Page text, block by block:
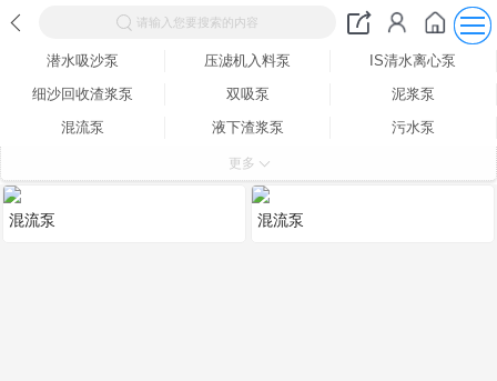
请输入您要搜索的内容
潜水吸沙泵 压滤机入料泵
IS清水离心泵
细沙回收渣浆泵
双吸泵
泥浆泵
混流泵
液下渣浆泵
污水泵
D型多级泵
钻井泥浆泵
卧式吸沙泵
管道增压泵
更多
混流泵 混流泵